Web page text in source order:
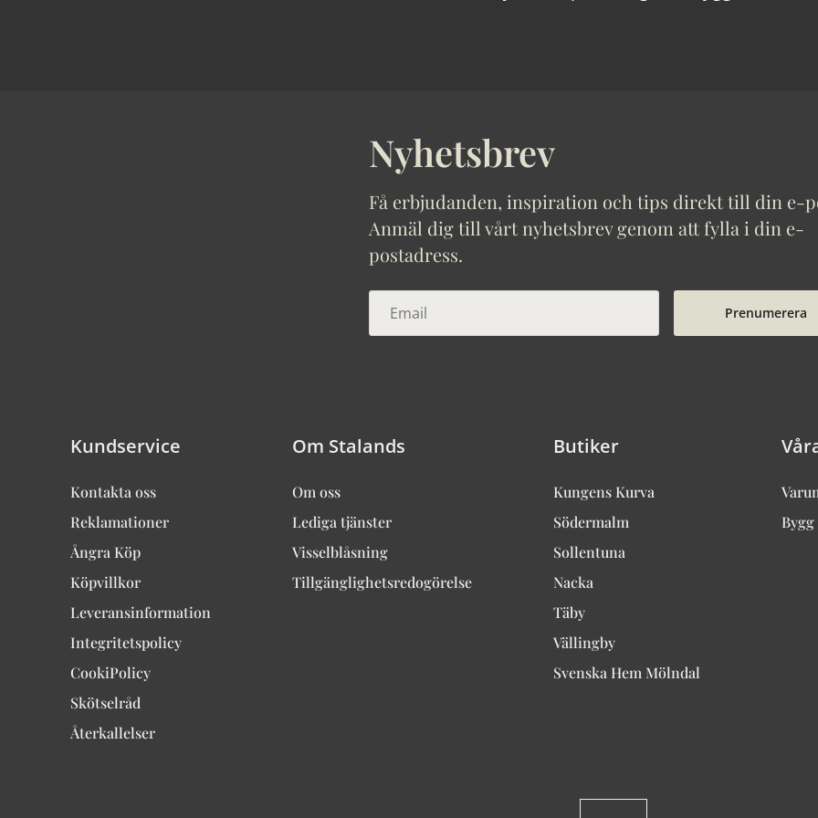
Nyhetsbrev
Få erbjudanden, inspiration och tips direkt till din e-
Anmäl dig till vårt nyhetsbrev genom att fylla i din e-
postadress.
Prenumerera
Kundservice
Kontakta oss
Reklamationer
Ångra Köp
Köpvillkor
Leveransinformation
Integritetspolicy
CookiPolicy
Skötselråd
Återkallelser
Om Stalands
Om oss
Lediga tjänster
Visselblåsning
Tillgänglighetsredogörelse
Butiker
Kungens Kurva
Södermalm
Sollentuna
Nacka
Täby
Vällingby
Svenska Hem Mölndal